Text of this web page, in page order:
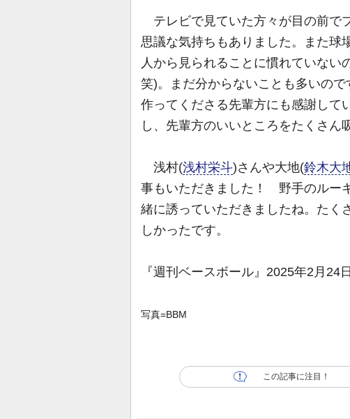
テレビで見ていた方々が目の前で
思議な気持ちもありました。また球
人から見られることに慣れていない
笑)。まだ分からないことも多いの
作ってくださる先輩方にも感謝して
し、先輩方のいいところをたくさん
浅村(浅村栄斗)さんや大地(鈴木大
事もいただきました！ 野手のルー
緒に誘っていただきましたね。たく
しかったです。
『週刊ベースボール』2025年2月24
写真=BBM
この記事に注目！